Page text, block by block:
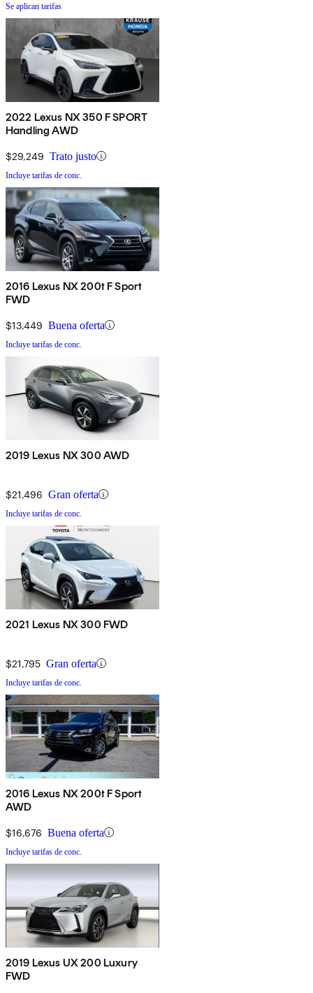
Se aplican tarifas
2022 Lexus NX 350 F SPORT
Handling AWD
$29,249 Trato justo
Incluye tarifas de conc.
2016 Lexus NX 200t F Sport
FWD
$13,449 Buena oferta
Incluye tarifas de conc.
2019 Lexus NX 300 AWD
$21,496 Gran oferta
Incluye tarifas de conc.
2021 Lexus NX 300 FWD
$21,795 Gran oferta
Incluye tarifas de conc.
2016 Lexus NX 200t F Sport
AWD
$16,676 Buena oferta
Incluye tarifas de conc.
2019 Lexus UX 200 Luxury
FWD